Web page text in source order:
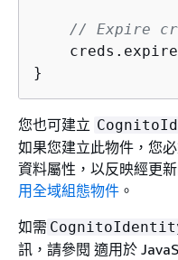
// Expire
您也可建立
如果您建立此物件，您
資料屬性，以反映經更
用全域組態物件 。
如需
訊，請參閱 適用於